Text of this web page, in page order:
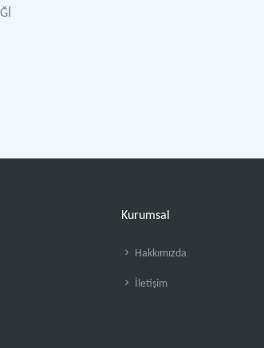
Kurumsal
Hakkımızda
İletişim